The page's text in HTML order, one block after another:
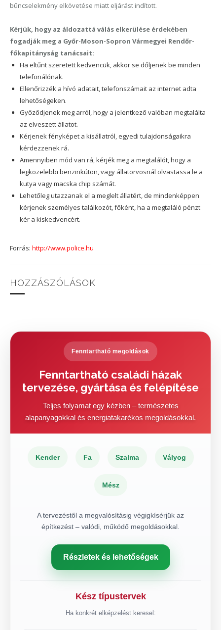
bűncselekmény elkövetése miatt eljárást indított.
Kérjük, hogy az áldozattá válás elkerülése érdekében
fogadják meg a Győr-Moson-Sopron Vármegyei Rendőr-
főkapitányság tanácsait:
Ha eltűnt szeretett kedvencük, akkor se dőljenek be minden
telefonálónak.
Ellenőrizzék a hívó adatait, telefonszámait az internet adta
lehetőségeken.
Győződjenek meg arról, hogy a jelentkező valóban megtalálta
az elveszett állatot.
Kérjenek fényképet a kisállatról, egyedi tulajdonságaikra
kérdezzenek rá.
Amennyiben mód van rá, kérjék meg a megtalálót, hogy a
legközelebbi benzinkúton, vagy állatorvosnál olvastassa le a
kutya vagy macska chip számát.
Lehetőleg utazzanak el a meglelt állatért, de mindenképpen
kérjenek személyes találkozót, főként, ha a megtaláló pénzt
kér a kiskedvencért.
Forrás: http://www.police.hu
HOZZÁSZÓLÁSOK
Fenntartható megoldások
Fenntartható családi házak
tervezése, gyártása és felépítése
Teljes folyamat egy kézben – természetes
alapanyagokkal és energiatakarékos megoldásokkal.
Kender Fa Szalma Vályog
Mész
A tervezéstől a megvalósításig végigkísérjük az
építkezést – valódi, működő megoldásokkal.
Részletek és lehetőségek
Kész típustervek
Ha konkrét elképzelést keresel: